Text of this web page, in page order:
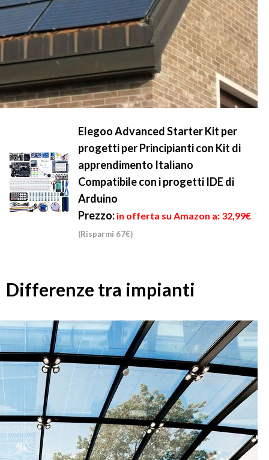
Elegoo Advanced Starter Kit per
progetti per Principianti con Kit di
apprendimento Italiano
Compatibile con i progetti IDE di
Arduino
Prezzo: in offerta su Amazon a: 32,99€
(Risparmi 67€)
Differenze tra impianti